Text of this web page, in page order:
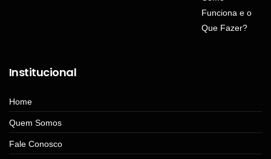
Institucional
Home
Quem Somos
Fale Conosco